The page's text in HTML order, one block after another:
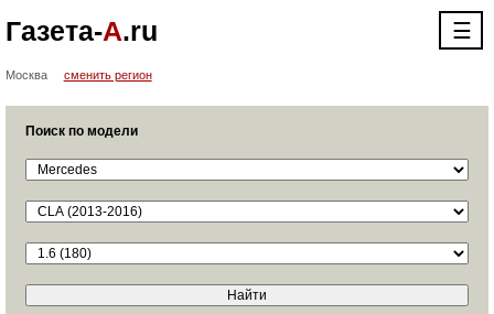
Газета-А.ru ☰
Москва сменить регион
Поиск по модели